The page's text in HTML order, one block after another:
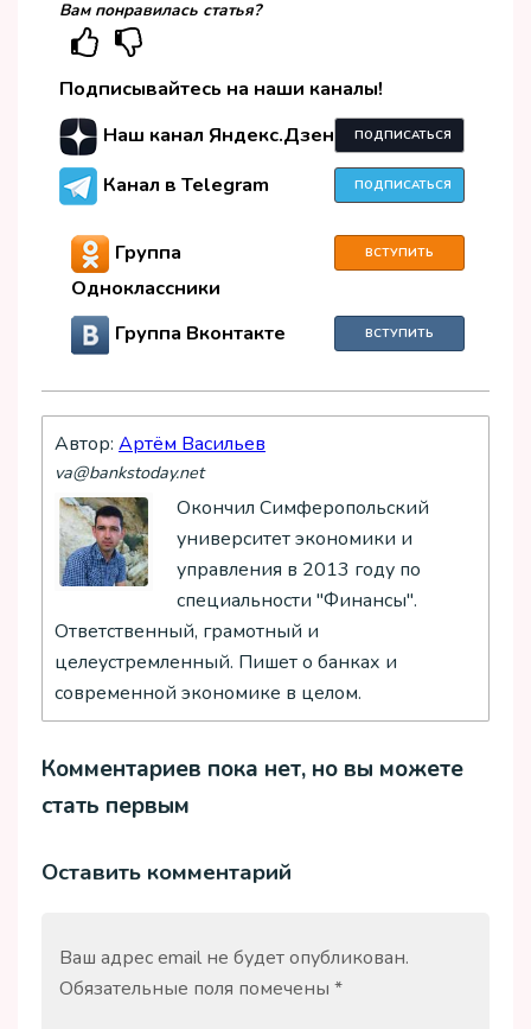
Вам понравилась статья?
Подписывайтесь на наши каналы!
Наш канал Яндекс.Дзен
ПОДПИСАТЬСЯ
Канал в Telegram ПОДПИСАТЬСЯ
Группа
Одноклассники
ВСТУПИТЬ
Группа Вконтакте ВСТУПИТЬ
Автор: Артём Васильев
va@bankstoday.net
Окончил Симферопольский
университет экономики и
управления в 2013 году по
специальности "Финансы".
Ответственный, грамотный и
целеустремленный. Пишет о банках и
современной экономике в целом.
Комментариев пока нет, но вы можете
стать первым
Оставить комментарий
Ваш адрес email не будет опубликован.
Обязательные поля помечены *